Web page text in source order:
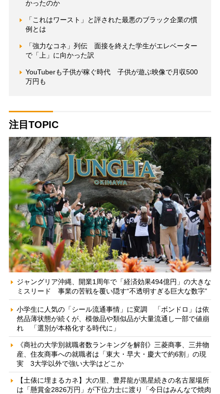
かったのか
「これはワースト」と評された最悪のブラック企業の慣
例とは
「強力なコネ」列伝 面接を終えた学生がエレベーター
で「上」に向かった訳
YouTuberも子供が稼ぐ時代 子供が遊ぶ映像で月収500
万円も
注目TOPIC
ジャングリア沖縄、開業1周年で「経済効果494億円」の大きな
ミスリード 事業の苦戦を覆い隠す“不透明すぎる巨大な数字”
小学生に人気の「シール流通事情」に変調 「ボンドロ」は依
然品薄状態が続くが、模倣品や類似品が大量流通し一部で値崩
れ 「選別が本格化する時代に」
《商社の大学別就職者数ランキングを解剖》三菱商事、三井物
産、住友商事への就職者は「東大・早大・慶大で約6割」の現
実 3大学以外で強い大学はどこか
【土俵に埋まるカネ】大の里、豊昇龍が黒星続きの名古屋場所
は「懸賞金2826万円」が下位力士に渡り「今日はみんなで焼肉